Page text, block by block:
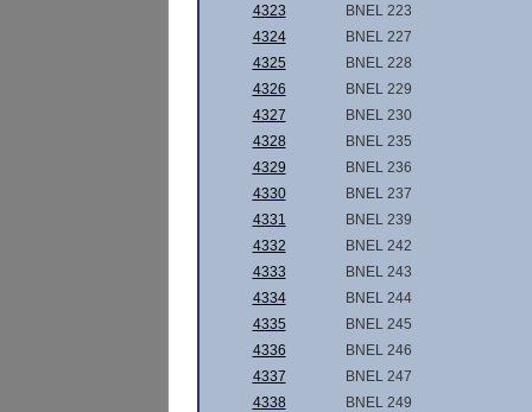
4323
BNEL 223
4324
BNEL 227
4325
BNEL 228
4326
BNEL 229
4327
BNEL 230
4328
BNEL 235
4329
BNEL 236
4330
BNEL 237
4331
BNEL 239
4332
BNEL 242
4333
BNEL 243
4334
BNEL 244
4335
BNEL 245
4336
BNEL 246
4337
BNEL 247
4338
BNEL 249